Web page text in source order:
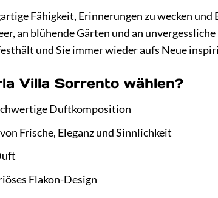
Fähigkeit, Erinnerungen zu wecken
an blühende Gärten und an
und Sie immer wieder aufs Neue
Villa Sorrento wählen?
Duftkomposition
Frische, Eleganz und Sinnlichkeit
Flakon-Design